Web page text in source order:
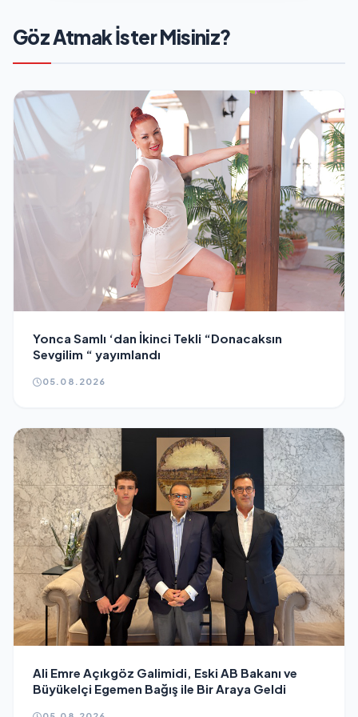
Göz Atmak İster Misiniz?
Yonca Samlı ‘dan İkinci Tekli “Donacaksın
Sevgilim “ yayımlandı
05.08.2026
Ali Emre Açıkgöz Galimidi, Eski AB Bakanı ve
Büyükelçi Egemen Bağış ile Bir Araya Geldi